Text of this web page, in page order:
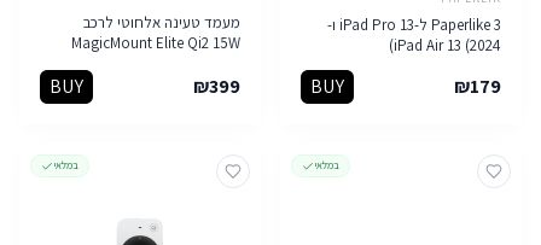
Paperlike 3 ל-iPad Pro 13 ו-
iPad Air 13 (2024)
₪179
BUY
מעמד טעינה אלחוטי לרכב
MagicMount Elite Qi2 15W
₪399
BUY
במלאי במלאי